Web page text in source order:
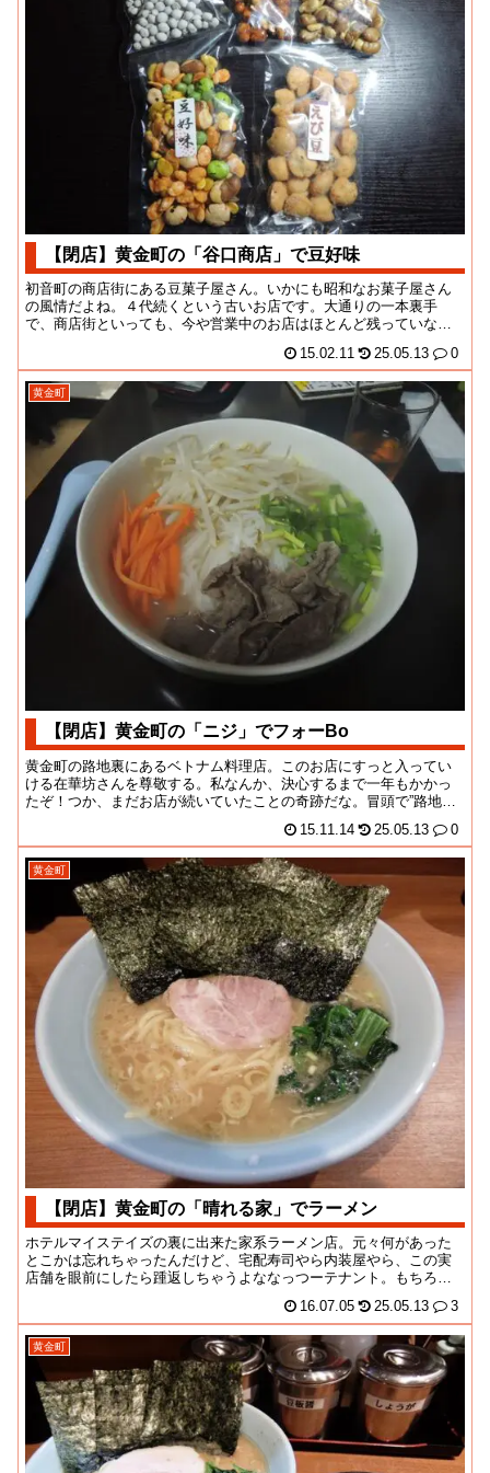
【閉店】黄金町の「谷口商店」で豆好味
初音町の商店街にある豆菓子屋さん。いかにも昭和なお菓子屋さん
の風情だよね。４代続くという古いお店です。大通りの一本裏手
で、商店街といっても、今や営業中のお店はほとんど残っていない
15.02.11 25.05.13 0
黄金町
【閉店】黄金町の「ニジ」でフォーBo
黄金町の路地裏にあるベトナム料理店。このお店にすっと入ってい
ける在華坊さんを尊敬する。私なんか、決心するまで一年もかかっ
たぞ！つか、まだお店が続いていたことの奇跡だな。冒頭で”路地
15.11.14 25.05.13 0
黄金町
【閉店】黄金町の「晴れる家」でラーメン
ホテルマイステイズの裏に出来た家系ラーメン店。元々何があった
とこかは忘れちゃったんだけど、宅配寿司やら内装屋やら、この実
店舗を眼前にしたら踵返しちゃうよななっつーテナント。もちろ
16.07.05 25.05.13 3
黄金町